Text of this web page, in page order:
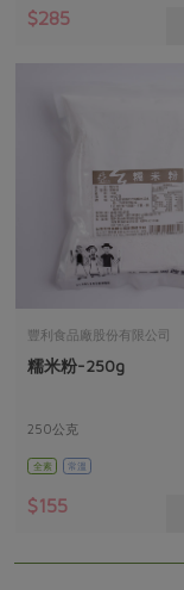
$285
豐利食品廠股份有限公司
糯米粉-250g
250公克
全素 常溫
$155